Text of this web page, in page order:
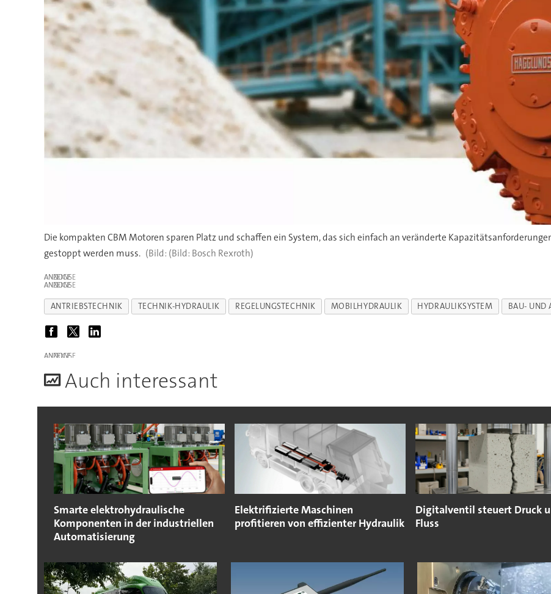
Die kompakten CBM Motoren sparen Platz und schaffen ein System, das sich einfach an veränderte
gestoppt werden muss.
(Bild: Bosch Rexroth)
ANZEIGE
ANZEIGE
ANTRIEBSTECHNIK TECHNIK-HYDRAULIK REGELUNGSTECHNIK MOBILHYDRAULIK HYDRAULIKSYSTEM BAU- UND
ANZEIGE
Auch interessant
Smarte elektrohydraulische
Komponenten in der industriellen
Automatisierung
Elektrifizierte Maschinen
profitieren von effizienter Hydraulik
Digitalventil steuert Druck
Fluss